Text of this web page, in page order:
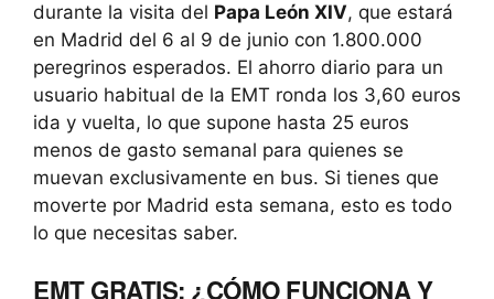
durante la visita del Papa León XIV, que estará
en Madrid del 6 al 9 de junio con 1.800.000
peregrinos esperados. El ahorro diario para un
usuario habitual de la EMT ronda los 3,60 euros
ida y vuelta, lo que supone hasta 25 euros
menos de gasto semanal para quienes se
muevan exclusivamente en bus. Si tienes que
moverte por Madrid esta semana, esto es todo
lo que necesitas saber.
EMT GRATIS: ¿CÓMO FUNCIONA Y